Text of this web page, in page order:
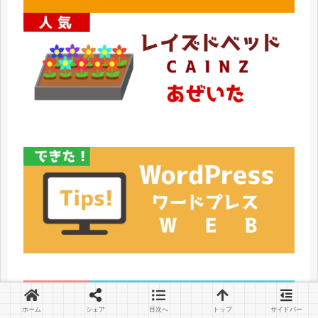
ホーム シェア 目次へ トップ サイドバー